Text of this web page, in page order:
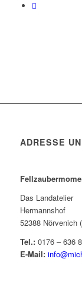
ADRESSE
Das Landatelier
Hermannshof
52388 Nörvenich
Tel.:0176 – 636
E-Mail: